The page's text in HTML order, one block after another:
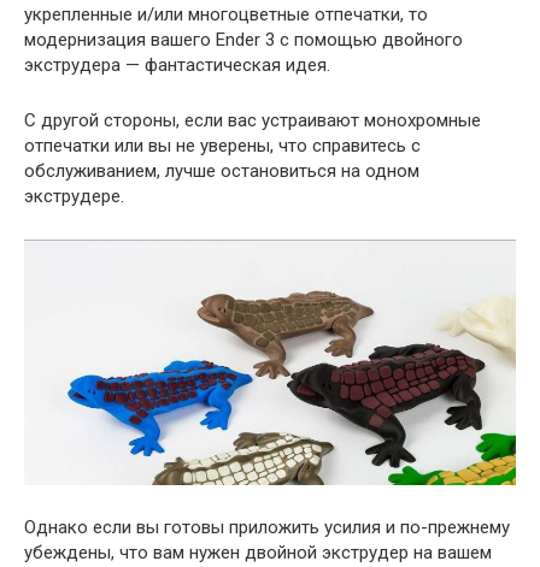
укрепленные и/или многоцветные отпечатки, то
модернизация вашего Ender 3 с помощью двойного
экструдера — фантастическая идея.
С другой стороны, если вас устраивают монохромные
отпечатки или вы не уверены, что справитесь с
обслуживанием, лучше остановиться на одном
экструдере.
Однако если вы готовы приложить усилия и по-прежнему
убеждены, что вам нужен двойной экструдер на вашем